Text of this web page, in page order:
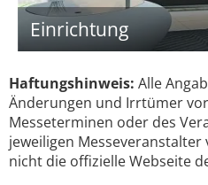
Einrichtung
Haftungshinweis: Alle
Änderungen und Irrtümer
Messeterminen oder des
jeweiligen
nicht die offizielle Webseite